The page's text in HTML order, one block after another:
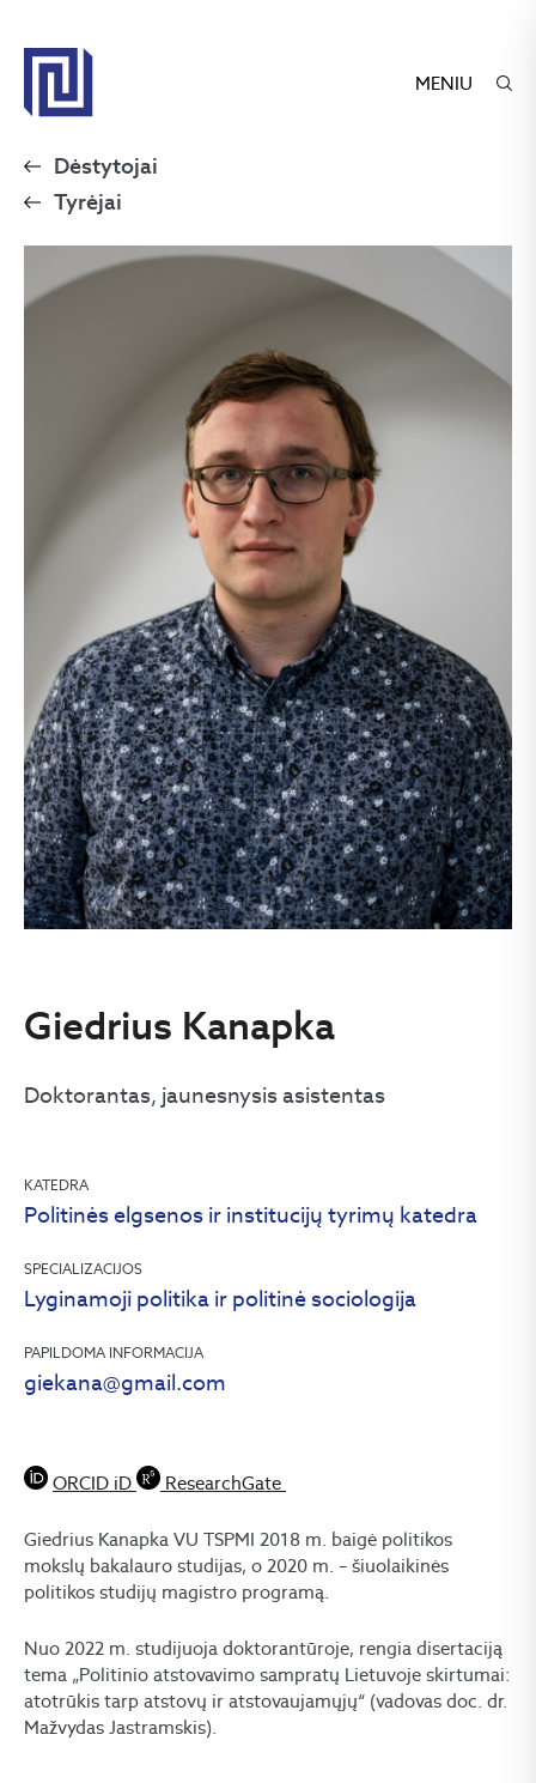
MENIU
Dėstytojai
Tyrėjai
Giedrius Kanapka
Doktorantas, jaunesnysis asistentas
KATEDRA
Politinės elgsenos ir institucijų tyrimų katedra
SPECIALIZACIJOS
Lyginamoji politika ir politinė sociologija
PAPILDOMA INFORMACIJA
giekana@gmail.com
ORCID iD ResearchGate
Giedrius Kanapka VU TSPMI 2018 m. baigė politikos
mokslų bakalauro studijas, o 2020 m. – šiuolaikinės
politikos studijų magistro programą.
Nuo 2022 m. studijuoja doktorantūroje, rengia disertaciją
tema „Politinio atstovavimo sampratų Lietuvoje skirtumai:
atotrūkis tarp atstovų ir atstovaujamųjų“ (vadovas doc. dr.
Mažvydas Jastramskis).